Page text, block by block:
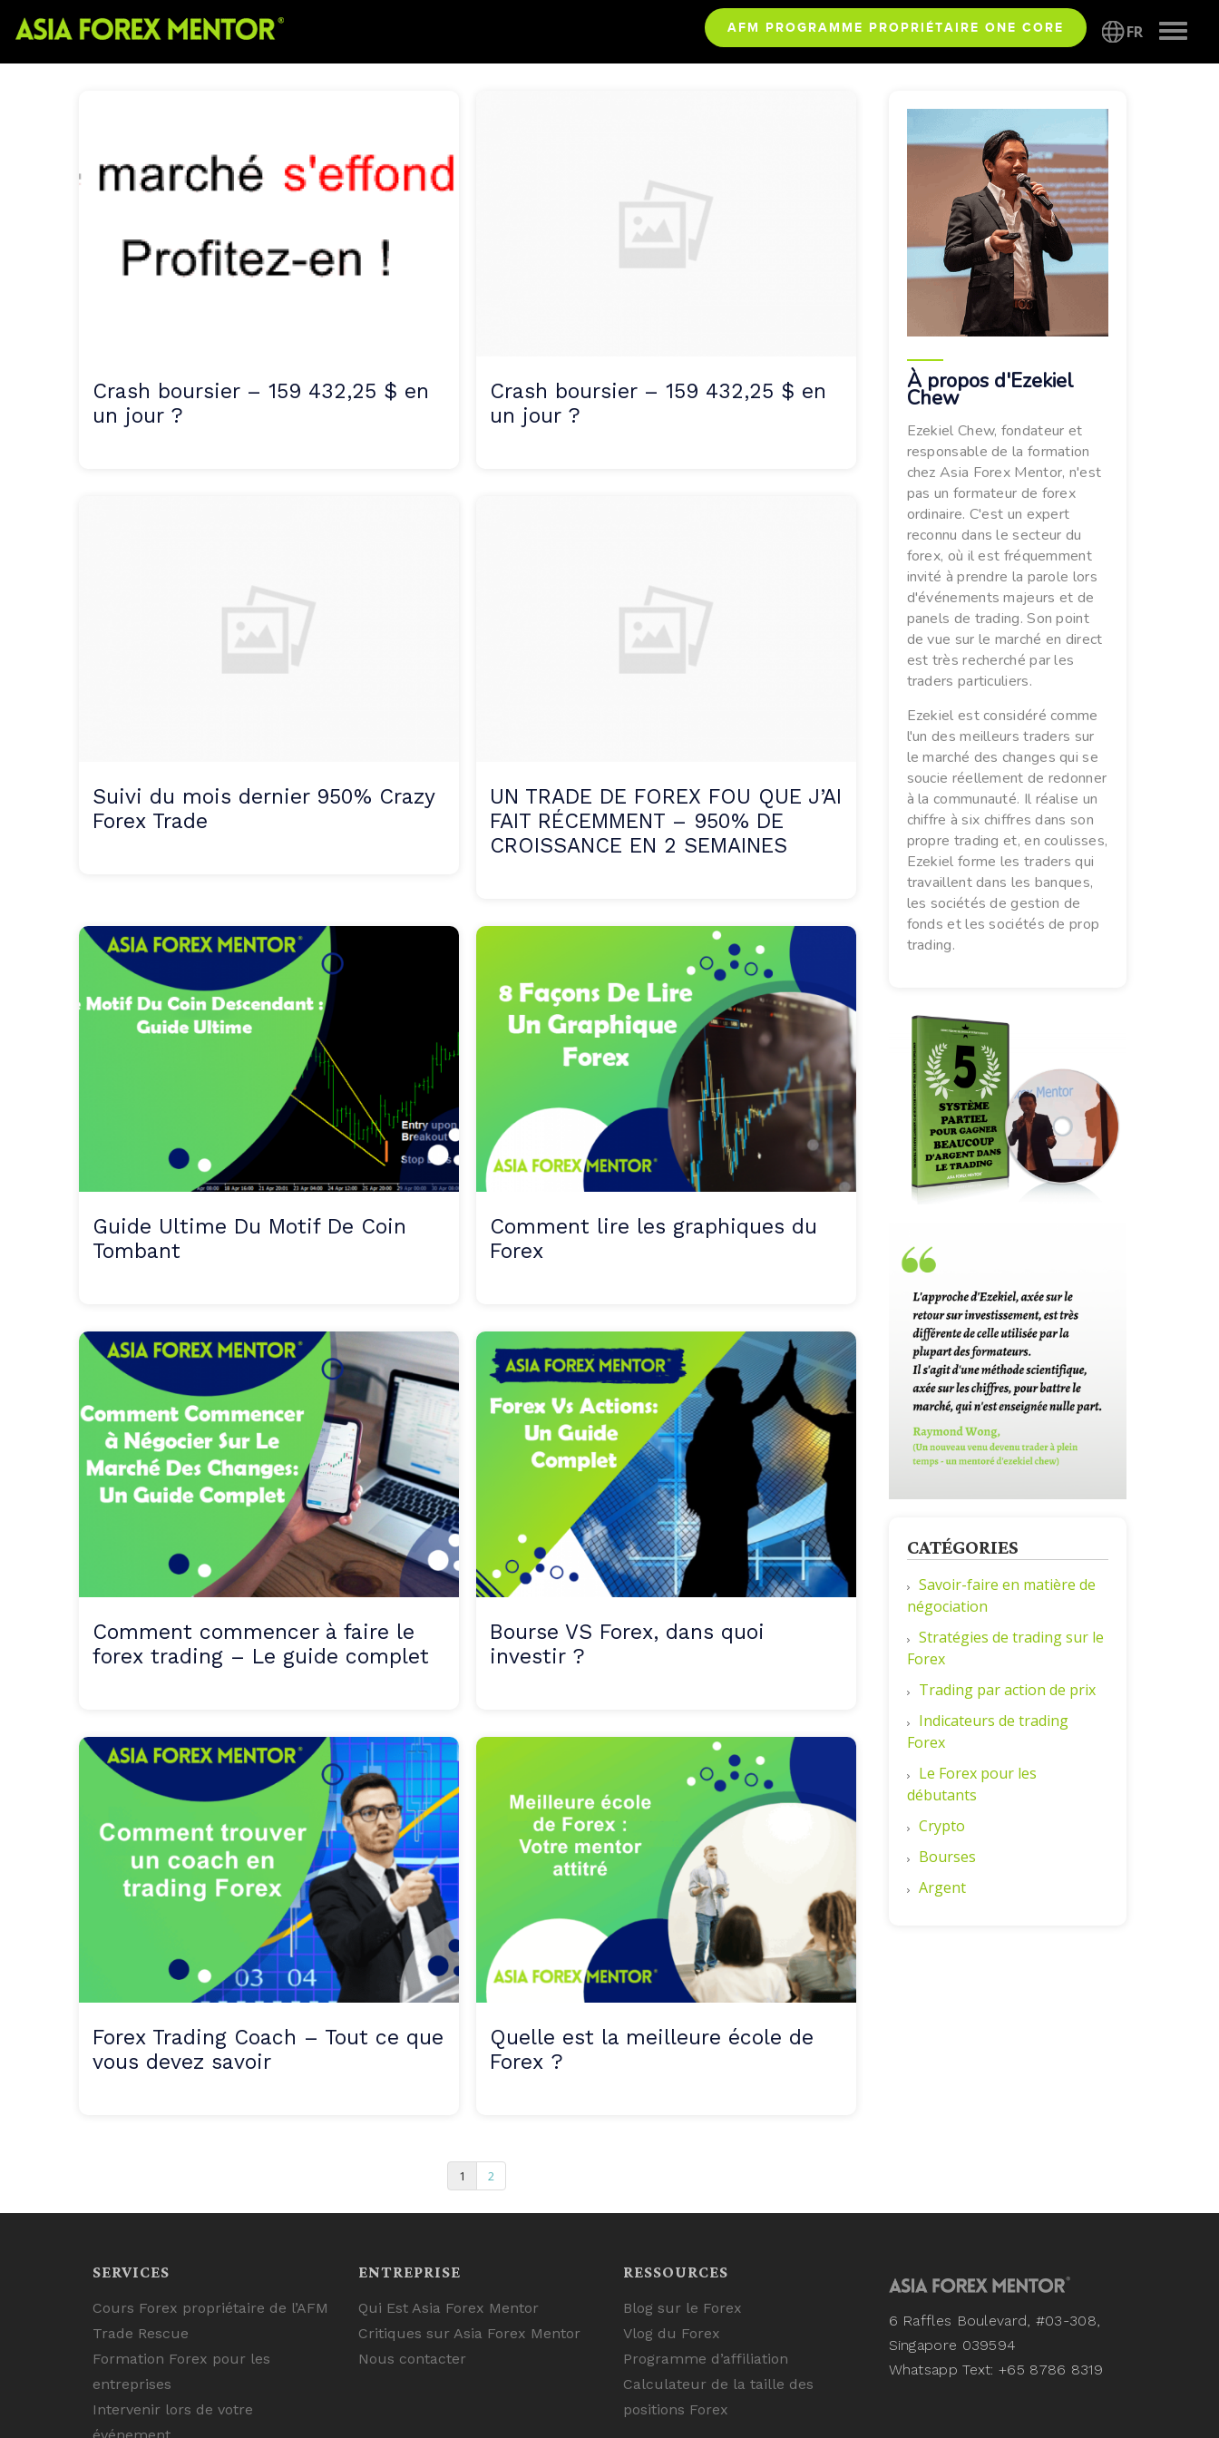
AFM PROGRAMME PROPRIÉTAIRE ONE CORE FR Toggle
Crash boursier – 159 432,25 $ en
un jour ?
Crash boursier – 159 432,25 $ en
un jour ?
Suivi du mois dernier 950% Crazy
Forex Trade
UN TRADE DE FOREX FOU QUE J’AI
FAIT RÉCEMMENT – 950% DE
CROISSANCE EN 2 SEMAINES
Guide Ultime Du Motif De Coin
Tombant
Comment lire les graphiques du
Forex
Comment commencer à faire le
forex trading – Le guide complet
Bourse VS Forex, dans quoi
investir ?
Forex Trading Coach – Tout ce que
vous devez savoir
Quelle est la meilleure école de
Forex ?
1 2
À propos d'Ezekiel
Chew
Ezekiel Chew, fondateur et
responsable de la formation
chez Asia Forex Mentor, n'est
pas un formateur de forex
ordinaire. C'est un expert
reconnu dans le secteur du
forex, où il est fréquemment
invité à prendre la parole lors
d'événements majeurs et de
panels de trading. Son point
de vue sur le marché en direct
est très recherché par les
traders particuliers.
Ezekiel est considéré comme
l'un des meilleurs traders sur
le marché des changes qui se
soucie réellement de redonner
à la communauté. Il réalise un
chiffre à six chiffres dans son
propre trading et, en coulisses,
Ezekiel forme les traders qui
travaillent dans les banques,
les sociétés de gestion de
fonds et les sociétés de prop
trading.
CATÉGORIES
Savoir-faire en matière de
négociation
Stratégies de trading sur le
Forex
Trading par action de prix
Indicateurs de trading
Forex
Le Forex pour les
débutants
Crypto
Bourses
Argent
SERVICES
Cours Forex propriétaire de l’AFM
Trade Rescue
Formation Forex pour les
entreprises
Intervenir lors de votre
événement
ENTREPRISE
Qui Est Asia Forex Mentor
Critiques sur Asia Forex Mentor
Nous contacter
RESSOURCES
Blog sur le Forex
Vlog du Forex
Programme d’affiliation
Calculateur de la taille des
positions Forex
6 Raffles Boulevard, #03-308,
Singapore 039594
Whatsapp Text: +65 8786 8319